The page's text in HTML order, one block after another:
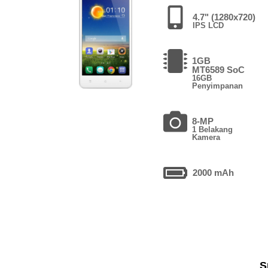
4.7" (1280x720)
IPS LCD
1GB
MT6589 SoC
16GB
Penyimpanan
8-MP
1 Belakang
Kamera
2000 mAh